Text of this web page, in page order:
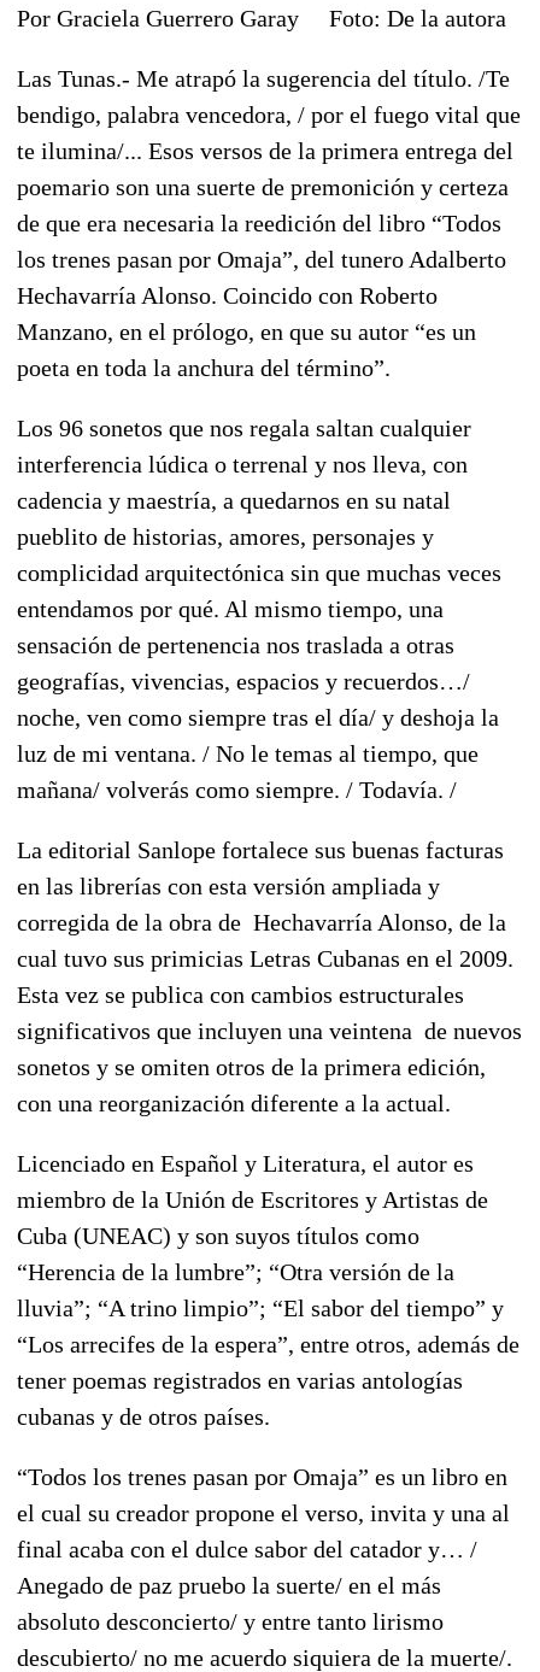
Por Graciela Guerrero Garay Foto: De la autora
Las Tunas.- Me atrapó la sugerencia del título. /Te
bendigo, palabra vencedora, / por el fuego vital que
te ilumina/... Esos versos de la primera entrega del
poemario son una suerte de premonición y certeza
de que era necesaria la reedición del libro “Todos
los trenes pasan por Omaja”, del tunero Adalberto
Hechavarría Alonso. Coincido con Roberto
Manzano, en el prólogo, en que su autor “es un
poeta en toda la anchura del término”.
Los 96 sonetos que nos regala saltan cualquier
interferencia lúdica o terrenal y nos lleva, con
cadencia y maestría, a quedarnos en su natal
pueblito de historias, amores, personajes y
complicidad arquitectónica sin que muchas veces
entendamos por qué. Al mismo tiempo, una
sensación de pertenencia nos traslada a otras
geografías, vivencias, espacios y recuerdos…/
noche, ven como siempre tras el día/ y deshoja la
luz de mi ventana. / No le temas al tiempo, que
mañana/ volverás como siempre. / Todavía. /
La editorial Sanlope fortalece sus buenas facturas
en las librerías con esta versión ampliada y
corregida de la obra de Hechavarría Alonso, de la
cual tuvo sus primicias Letras Cubanas en el 2009.
Esta vez se publica con cambios estructurales
significativos que incluyen una veintena de nuevos
sonetos y se omiten otros de la primera edición,
con una reorganización diferente a la actual.
Licenciado en Español y Literatura, el autor es
miembro de la Unión de Escritores y Artistas de
Cuba (UNEAC) y son suyos títulos como
“Herencia de la lumbre”; “Otra versión de la
lluvia”; “A trino limpio”; “El sabor del tiempo” y
“Los arrecifes de la espera”, entre otros, además de
tener poemas registrados en varias antologías
cubanas y de otros países.
“Todos los trenes pasan por Omaja” es un libro en
el cual su creador propone el verso, invita y una al
final acaba con el dulce sabor del catador y… /
Anegado de paz pruebo la suerte/ en el más
absoluto desconcierto/ y entre tanto lirismo
descubierto/ no me acuerdo siquiera de la muerte/.